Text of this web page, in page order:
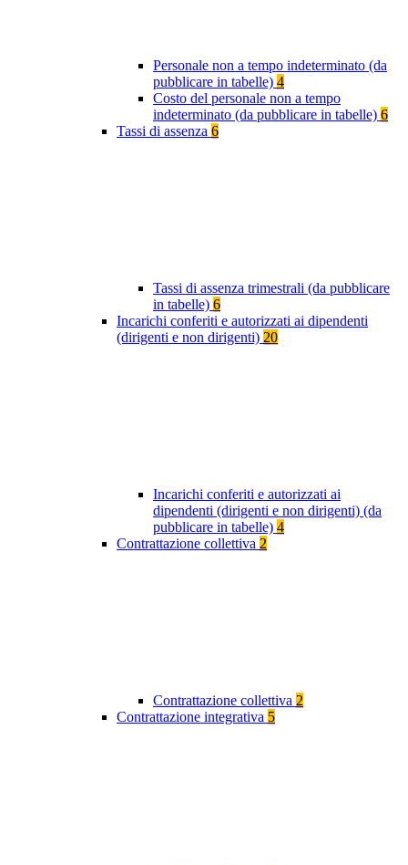
Personale non a tempo indeterminato (da
pubblicare in tabelle) 4
Costo del personale non a tempo
indeterminato (da pubblicare in tabelle) 6
Tassi di assenza 6
Tassi di assenza trimestrali (da pubblicare
in tabelle) 6
Incarichi conferiti e autorizzati ai dipendenti
(dirigenti e non dirigenti) 20
Incarichi conferiti e autorizzati ai
dipendenti (dirigenti e non dirigenti) (da
pubblicare in tabelle) 4
Contrattazione collettiva 2
Contrattazione collettiva 2
Contrattazione integrativa 5